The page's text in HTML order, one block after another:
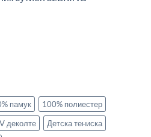
памук
100% полиестер
V деколте
Детска тениска